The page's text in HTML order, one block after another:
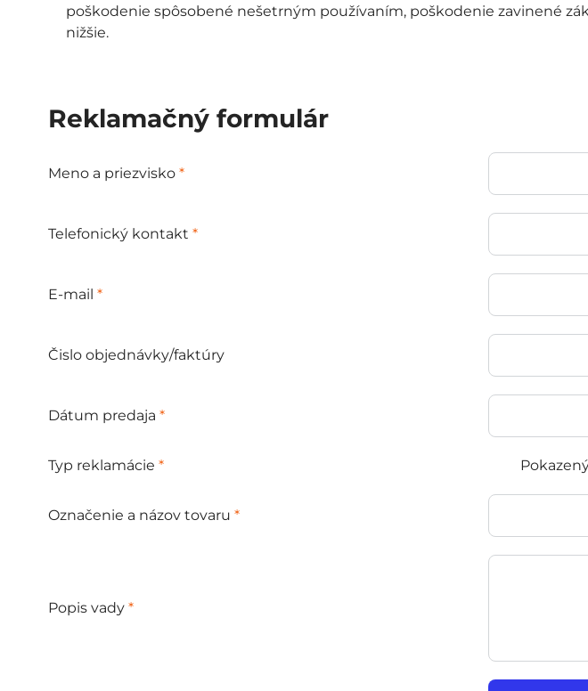
poškodenie spôsobené nešetrným používaním, poškodenie zavinené
nižšie.
Reklamačný formulár
Meno a priezvisko *
Telefonický kontakt *
E-mail *
Čislo objednávky/faktúry
Dátum predaja *
Typ reklamácie *
Označenie a názov tovaru *
Popis vady *